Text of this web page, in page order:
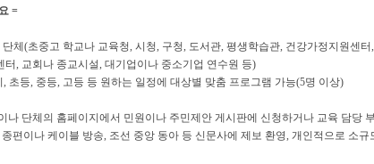
=
단체 (초중고 학교나 교육청, 시청, 구청, 도서관, 평생학습관, 건강가정지원센터,
터, 교회나 종교시설, 대기업이나 중소기업 연수원 등)
, 초등, 중등, 고등 등 원하는 일정에 대상별 맞춤 프로그램 가능(5명 이상)
나 단체의 홈페이지에서 민원이나 주민제안 게시판에 신청하거나 교육 담당
종편이나 케이블 방송, 조선 중앙 동아 등 신문사에 제보 환영, 개인적으로 소규